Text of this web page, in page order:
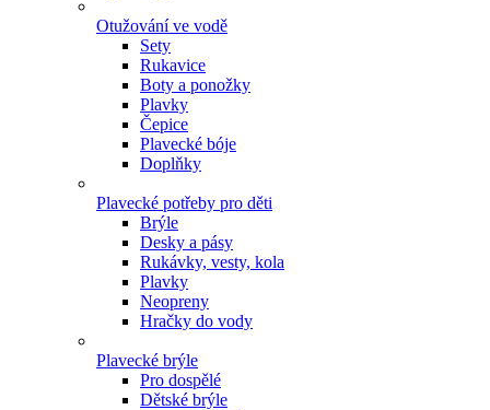
Otužování ve vodě
Sety
Rukavice
Boty a ponožky
Plavky
Čepice
Plavecké bóje
Doplňky
Plavecké potřeby pro děti
Brýle
Desky a pásy
Rukávky, vesty, kola
Plavky
Neopreny
Hračky do vody
Plavecké brýle
Pro dospělé
Dětské brýle